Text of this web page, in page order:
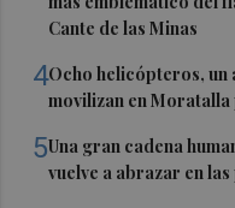
Cante de las Minas
4Ocho helicópteros, un
movilizan en
5Una gran cadena
vuelve a abrazar en